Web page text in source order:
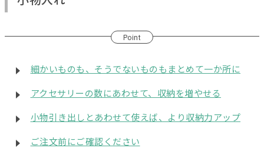
Point
細かいものも、そうでないものもまとめて一か所に
アクセサリーの数にあわせて、収納を増やせる
小物引き出しとあわせて使えば、より収納力アップ
ご注文前にご確認ください